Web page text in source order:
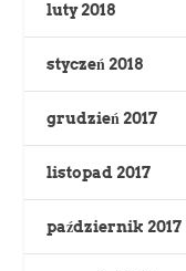
luty 2018
styczeń 2018
grudzień 2017
listopad 2017
październik 2017